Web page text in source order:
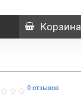
Корзина
0 отзывов